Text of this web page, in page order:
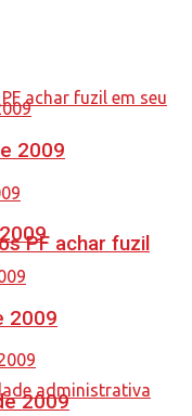
PF achar fuzil
2009
2009
2009